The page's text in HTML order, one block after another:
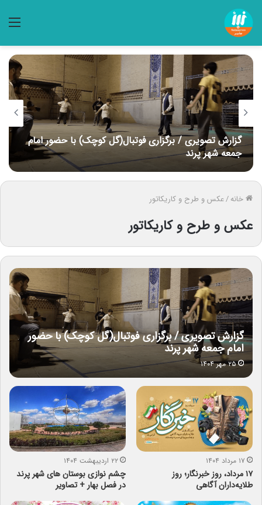
گزارش تصویری / برگزاری فوتبال(گل کوچک) با حضور امام
جمعه شهر پرند
خانه/عکس و طرح و کاریکاتور
عکس و طرح و کاریکاتور
گزارش تصویری / برگزاری فوتبال(گل کوچک) با حضور
امام جمعه شهر پرند
۲۵ مهر ۱۴۰۴
۱۷ مرداد ۱۴۰۴
۱۷ مرداد، روز خبرنگار؛ روز
طلایه‌داران آگاهی
۲۲ اردیبهشت ۱۴۰۴
چشم نوازی بوستان های شهر پرند
در فصل بهار + تصاویر